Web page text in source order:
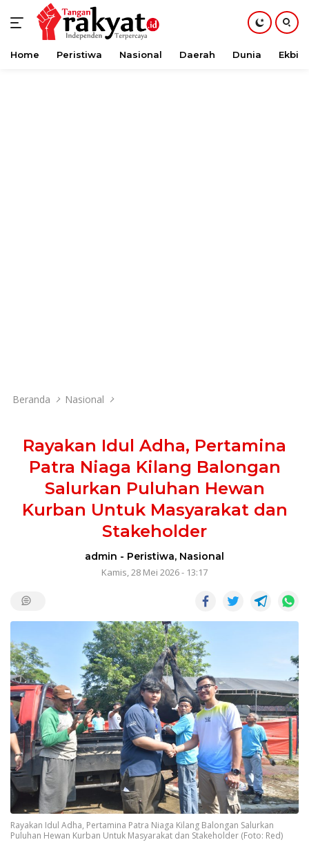
Langsung
Home Peristiwa Nasional Daerah Dunia Ekbis
Beranda Nasional
Rayakan Idul Adha, Pertamina
Patra Niaga Kilang Balongan
Salurkan Puluhan Hewan
Kurban Untuk Masyarakat dan
Stakeholder
admin - Peristiwa, Nasional
Kamis, 28 Mei 2026 - 13:17
Rayakan Idul Adha, Pertamina Patra Niaga Kilang Balongan Salurkan
Puluhan Hewan Kurban Untuk Masyarakat dan Stakeholder (Foto: Red)